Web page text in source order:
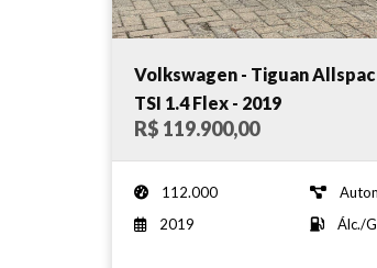
Volkswagen - Tiguan
TSI 1.4 Flex - 2019
R$ 119.900,00
112.000
2019
Álc./